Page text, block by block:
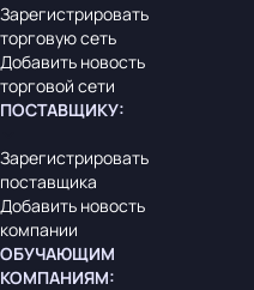
Зарегистрировать
торговую сеть
Добавить новость
торговой сети
ПОСТАВЩИКУ:
Зарегистрировать
поставщика
Добавить новость
компании
ОБУЧАЮЩИМ
КОМПАНИЯМ: